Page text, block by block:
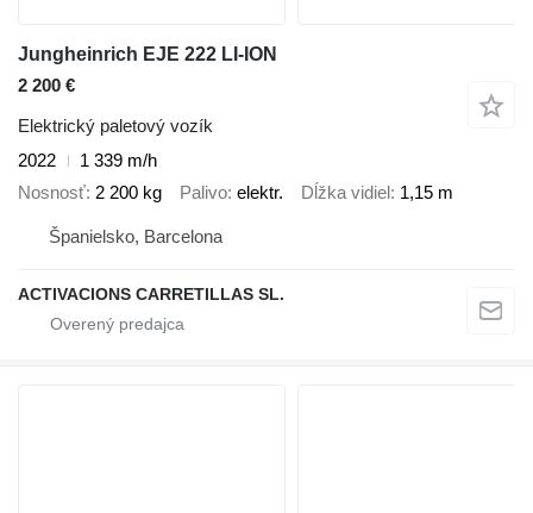
Jungheinrich EJE 222 LI-ION
2 200 €
Elektrický paletový vozík
2022
1 339 m/h
Nosnosť 2 200 kg Palivo elektr. Dĺžka vidiel 1,15 m
Španielsko, Barcelona
ACTIVACIONS CARRETILLAS SL.